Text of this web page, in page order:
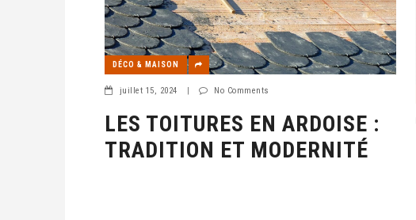
DÉCO & MAISON
juillet 15, 2024 No Comments
LES TOITURES EN ARDOISE :
TRADITION ET MODERNITÉ